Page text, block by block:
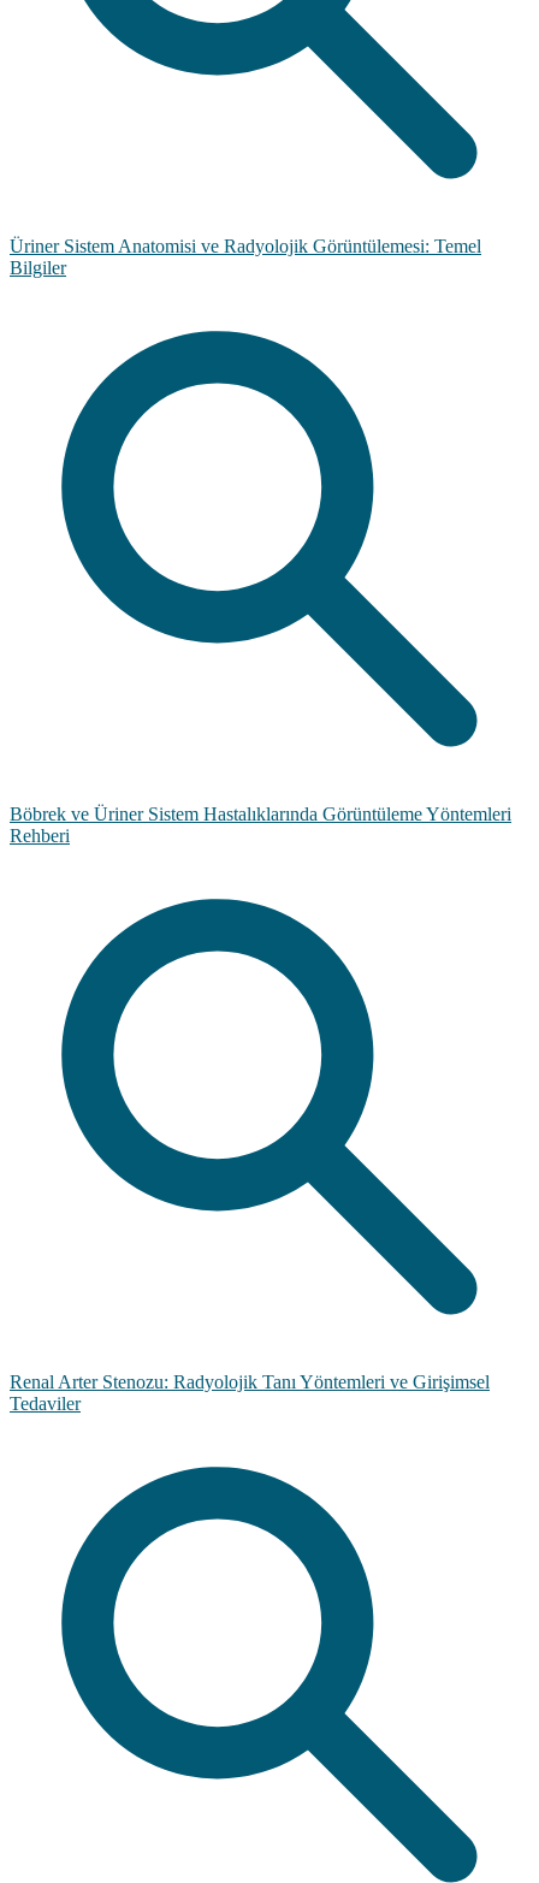
Üriner Sistem Anatomisi ve Radyolojik Görüntülemesi: Temel
Bilgiler
Böbrek ve Üriner Sistem Hastalıklarında Görüntüleme Yöntemleri
Rehberi
Renal Arter Stenozu: Radyolojik Tanı Yöntemleri ve Girişimsel
Tedaviler